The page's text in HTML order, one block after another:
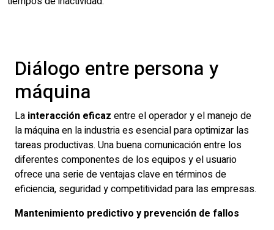
Diálogo entre persona y
máquina
La interacción eficaz entre el operador y el manejo de
la máquina en la industria es esencial para optimizar las
tareas productivas. Una buena comunicación entre los
diferentes componentes de los equipos y el usuario
ofrece una serie de ventajas clave en términos de
eficiencia, seguridad y competitividad para las empresas.
Mantenimiento predictivo y prevención de fallos